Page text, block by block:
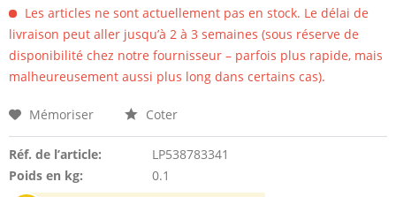
Les articles ne sont actuellement pas en stock. Le délai de
livraison peut aller jusqu’à 2 à 3 semaines (sous réserve de
disponibilité chez notre fournisseur – parfois plus rapide, mais
malheureusement aussi plus long dans certains cas).
Mémoriser Coter
Réf. de l’article:
LP538783341
Poids en kg:
0.1